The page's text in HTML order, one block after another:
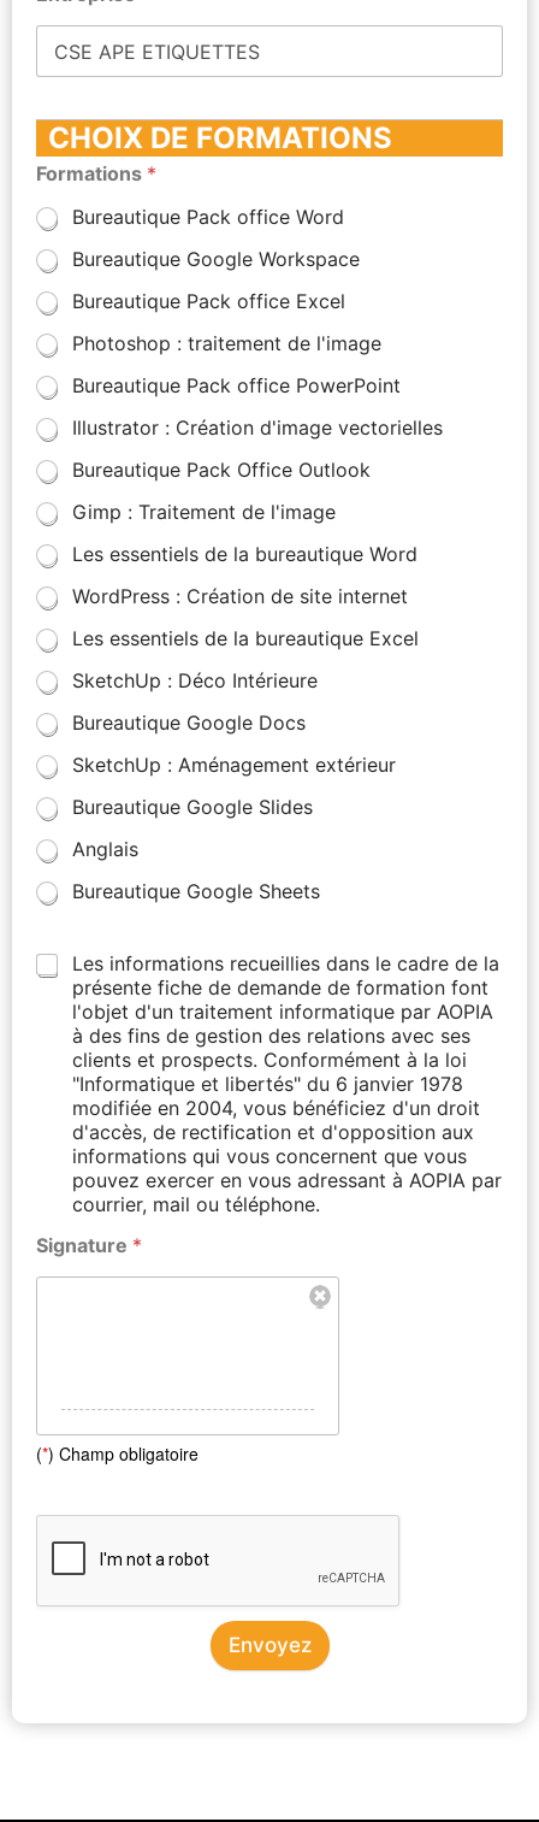
CHOIX DE FORMATIONS
Formations *
Bureautique Pack office Word
Bureautique Google Workspace
Bureautique Pack office Excel
Photoshop : traitement de l'image
Bureautique Pack office PowerPoint
Illustrator : Création d'image vectorielles
Bureautique Pack Office Outlook
Gimp : Traitement de l'image
Les essentiels de la bureautique Word
WordPress : Création de site internet
Les essentiels de la bureautique Excel
SketchUp : Déco Intérieure
Bureautique Google Docs
SketchUp : Aménagement extérieur
Bureautique Google Slides
Anglais
Bureautique Google Sheets
Les informations recueillies dans le cadre de la
présente fiche de demande de formation font
l'objet d'un traitement informatique par AOPIA
à des fins de gestion des relations avec ses
clients et prospects. Conformément à la loi
"Informatique et libertés" du 6 janvier 1978
modifiée en 2004, vous bénéficiez d'un droit
d'accès, de rectification et d'opposition aux
informations qui vous concernent que vous
pouvez exercer en vous adressant à AOPIA par
courrier, mail ou téléphone.
Signature *
(*) Champ obligatoire
Envoyez